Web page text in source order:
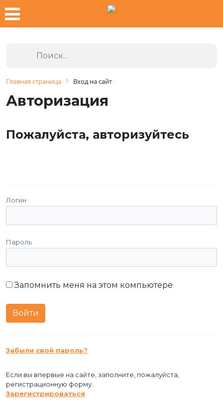
Главная страница Вход на сайт
Авторизация
Пожалуйста, авторизуйтесь
Логин
Пароль
Запомнить меня на этом компьютере
Забыли свой пароль?
Если вы впервые на сайте, заполните, пожалуйста,
регистрационную форму.
Зарегистрироваться